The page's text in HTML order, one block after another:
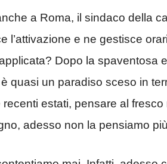
a Roma, il sindaco della
l’attivazione e ne gestisce
Dopo la spaventosa
è quasi un paradiso sceso in
estati, pensare al fresco
adesso non la pensiamo